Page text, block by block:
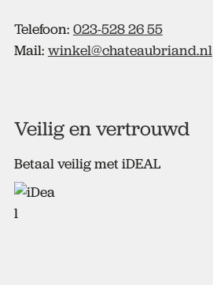
Telefoon: 023-528 26 55
Mail: winkel@chateaubriand.nl
Veilig en vertrouwd
Betaal veilig met iDEAL